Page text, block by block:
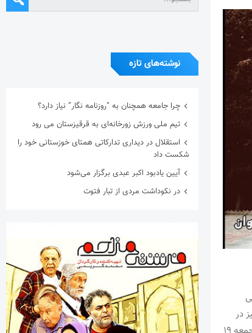
در
نوشته‌های تازه
چرا جامعه همچنان به “روزنامه نگار” نیاز دارد؟
تیم ملی ورزش زورخانه‌ای به قرقیزستان می رود
استقلال در دیداری تدارکاتی همتای خوزستانی خود را
شکست داد
آیین یادبود اکبر عبدی برگزار می‌شود
در نکوداشت مردی از تبار فتوت